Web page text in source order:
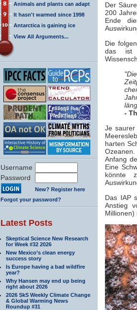
Animals and plants can adapt
It hasn't warmed since 1998
Antarctica is gaining ice
View All Arguments...
Username
Password
New? Register here
Forgot your password?
Latest Posts
Skeptical Science New Research
for Week #32 2026
New Mexico’s clean energy
success story
Is Europe having a bad wildfire
year?
Why Hansen may end up being
right about 2026
2026 SkS Weekly Climate Change
& Global Warming News
Roundup #31
Der
200
Ende
Die
das ist
-
Je saurer
harten
Anfang
Eine
könnte
Das IAP
Anstieg
Millionen)